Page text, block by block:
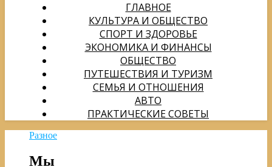
ГЛАВНОЕ
КУЛЬТУРА И ОБЩЕСТВО
СПОРТ И ЗДОРОВЬЕ
ЭКОНОМИКА И ФИНАНСЫ
ОБЩЕСТВО
ПУТЕШЕСТВИЯ И ТУРИЗМ
СЕМЬЯ И ОТНОШЕНИЯ
АВТО
ПРАКТИЧЕСКИЕ СОВЕТЫ
Разное
Мы